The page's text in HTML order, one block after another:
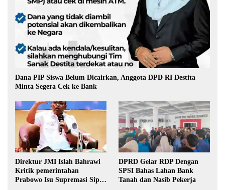
Dana PIP Siswa Belum Dicairkan, Anggota DPD RI Destita
Minta Segera Cek ke Bank
Direktur JMI Islah Bahrawi
Kritik pemerintahan
Prabowo Isu Supremasi Sipil,
DPRD Gelar RDP Dengan
SPSI Bahas Lahan Bank
Tanah dan Nasib Pekerja